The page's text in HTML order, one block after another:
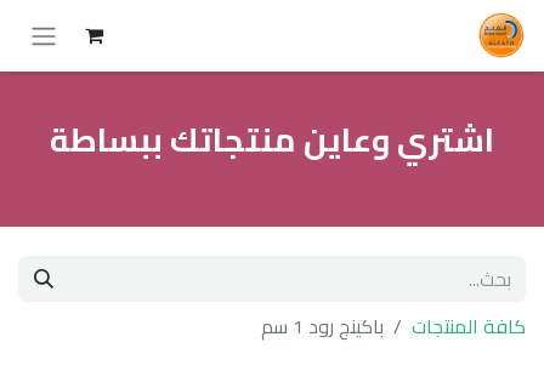
اشتري وعاين منتجاتك ببساطة
كافة المنتجات باكينج رود 1 سم